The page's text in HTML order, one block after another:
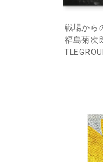
戦場から
福島菊次